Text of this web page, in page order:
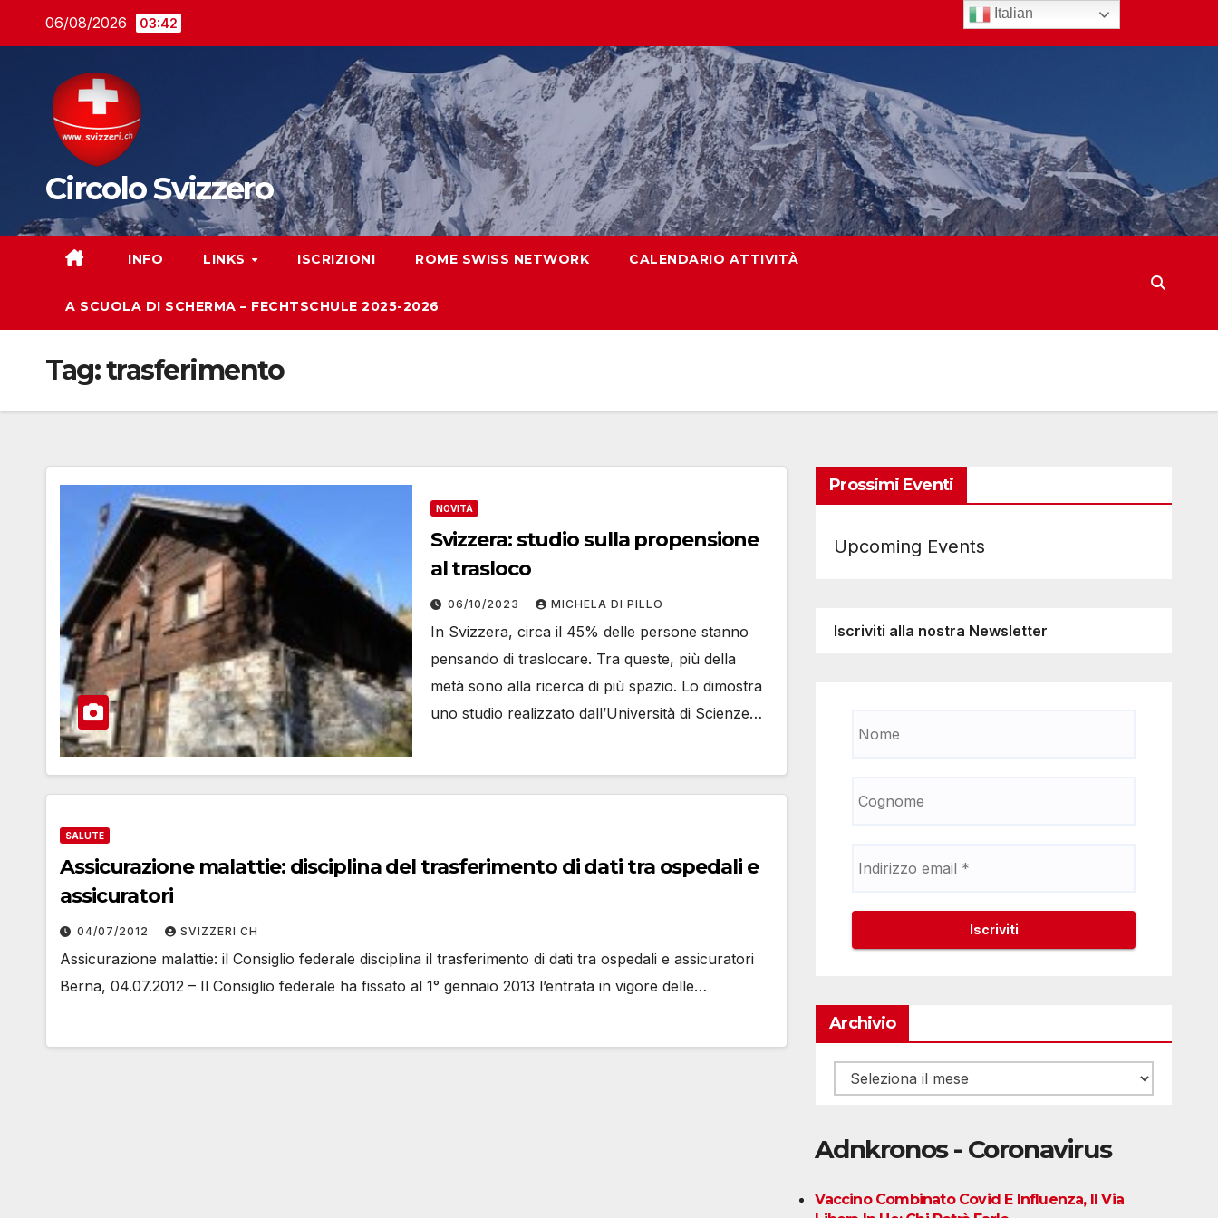
06/08/2026 03:42
Circolo Svizzero
INFO LINKS ISCRIZIONI ROME SWISS NETWORK CALENDARIO ATTIVITÀ
A SCUOLA DI SCHERMA – FECHTSCHULE 2025-2026
Tag:trasferimento
NOVITÀ
Svizzera: studio sulla propensione
al trasloco
06/10/2023 MICHELA DI PILLO
In Svizzera, circa il 45% delle persone stanno
pensando di traslocare. Tra queste, più della
metà sono alla ricerca di più spazio. Lo dimostra
uno studio realizzato dall’Università di Scienze…
SALUTE
Assicurazione malattie: disciplina del trasferimento di dati tra ospedali e
assicuratori
04/07/2012 SVIZZERI CH
Assicurazione malattie: il Consiglio federale disciplina il trasferimento di dati tra ospedali e assicuratori
Berna, 04.07.2012 – Il Consiglio federale ha fissato al 1° gennaio 2013 l’entrata in vigore delle…
Prossimi Eventi
Upcoming Events
Iscriviti alla nostra Newsletter
Archivio
Archivio
Adnkronos - Coronavirus
Vaccino Combinato Covid E Influenza, Il Via
Italian